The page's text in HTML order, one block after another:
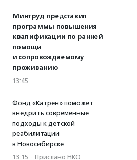
Минтруд представил
программы повышения
квалификации по ранней
помощи
и сопровождаемому
проживанию
13:45
Фонд «Катрен» поможет
внедрить современные
подходы к детской
реабилитации
в Новосибирске
13:15 · Прислано НКО